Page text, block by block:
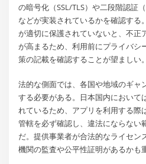
の暗号化（SSL/TLS）や二段階認証
などが実装されているかを確認する
が適切に保護されていないと、不正
が高まるため、利用前にプライバシ
策の記載を確認することが望ましい。
法的な側面では、各国や地域のギャ
する必要がある。日本国内において
れているため、アプリを利用する際
管轄を必ず確認し、違法にならない
だ。提供事業者が合法的なライセン
機関の監査や公平性証明があるかも